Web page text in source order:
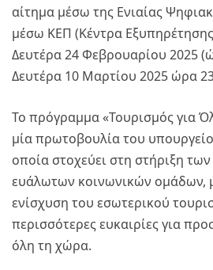
αίτημα μέσω της Ενιαίας
μέσω ΚΕΠ (Κέντρα
Δευτέρα 24 Φεβρουαρίου 2025
Δευτέρα 10 Μαρτίου 2025 ώρα
Το πρόγραμμα «Τουρισμός για
μία πρωτοβουλία του
οποία στοχεύει στη στήριξη
ευάλωτων κοινωνικών ομάδων,
ενίσχυση του εσωτερικού
περισσότερες ευκαιρίες για
όλη τη χώρα.